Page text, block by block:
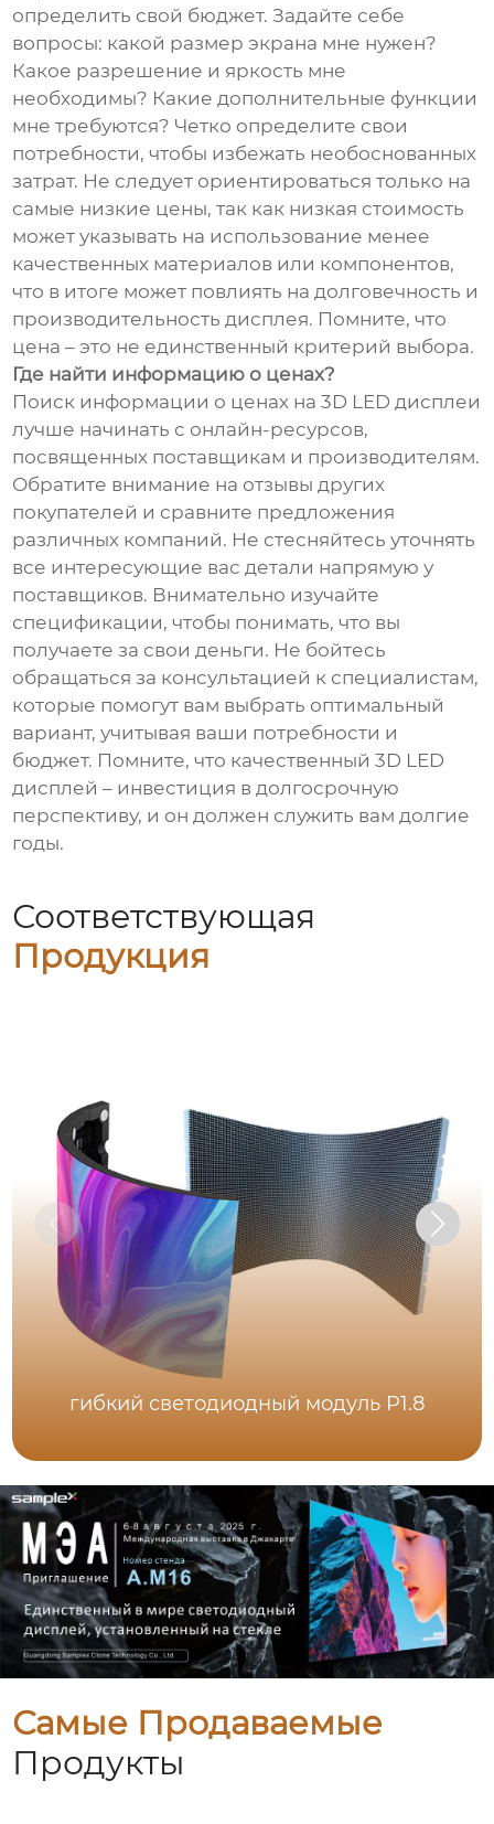
определить свой бюджет. Задайте себе
вопросы: какой размер экрана мне нужен?
Какое разрешение и яркость мне
необходимы? Какие дополнительные функции
мне требуются? Четко определите свои
потребности, чтобы избежать необоснованных
затрат. Не следует ориентироваться только на
самые низкие цены, так как низкая стоимость
может указывать на использование менее
качественных материалов или компонентов,
что в итоге может повлиять на долговечность и
производительность дисплея. Помните, что
цена – это не единственный критерий выбора.
Где найти информацию о ценах?
Поиск информации о ценах на 3D LED дисплеи
лучше начинать с онлайн-ресурсов,
посвященных поставщикам и производителям.
Обратите внимание на отзывы других
покупателей и сравните предложения
различных компаний. Не стесняйтесь уточнять
все интересующие вас детали напрямую у
поставщиков. Внимательно изучайте
спецификации, чтобы понимать, что вы
получаете за свои деньги. Не бойтесь
обращаться за консультацией к специалистам,
которые помогут вам выбрать оптимальный
вариант, учитывая ваши потребности и
бюджет. Помните, что качественный 3D LED
дисплей – инвестиция в долгосрочную
перспективу, и он должен служить вам долгие
годы.
Соответствующая
Продукция
гибкий светодиодный модуль P1.8
Самые Продаваемые
Продукты